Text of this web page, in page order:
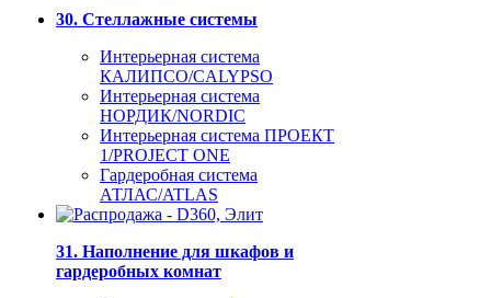
30. Стеллажные системы
Интерьерная система
КАЛИПСО/CALYPSO
Интерьерная система
НОРДИК/NORDIC
Интерьерная система ПРОЕКТ
1/PROJECT ONE
Гардеробная система
АТЛАС/ATLAS
31. Наполнение для шкафов и
гардеробных комнат